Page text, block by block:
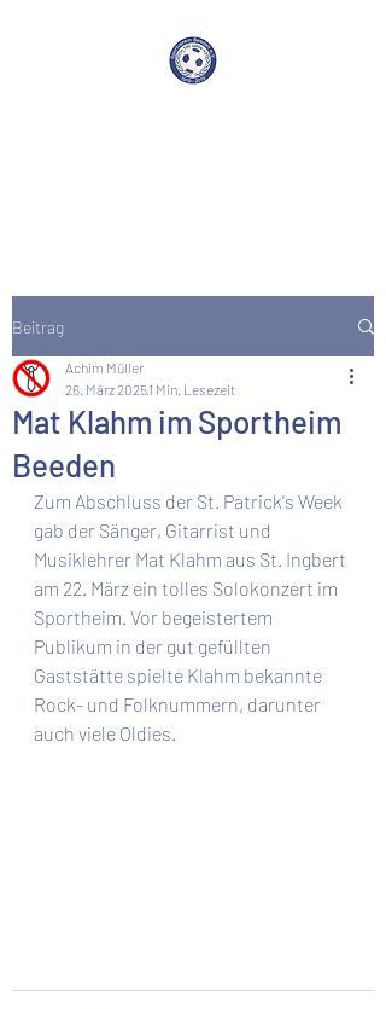
Beitrag
Mat Klahm im Sportheim
Beeden
Achim Müller
26. März 20251 Min. Lesezeit
Zum Abschluss der St. Patrick's Week
gab der Sänger, Gitarrist und
Musiklehrer Mat Klahm aus St. Ingbert
am 22. März ein tolles Solokonzert im
Sportheim. Vor begeistertem
Publikum in der gut gefüllten
Gaststätte spielte Klahm bekannte
Rock- und Folknummern, darunter
auch viele Oldies.